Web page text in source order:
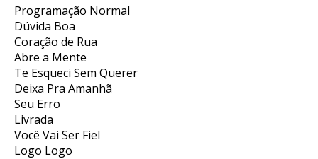
Programação Normal
Dúvida Boa
Coração de Rua
Abre a Mente
Te Esqueci Sem Querer
Deixa Pra Amanhã
Seu Erro
Livrada
Você Vai Ser Fiel
Logo Logo